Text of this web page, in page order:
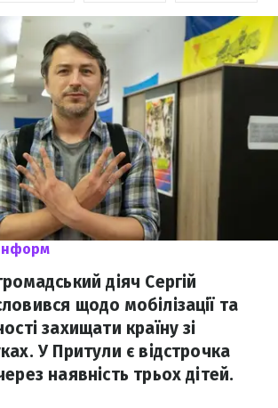
діяч Сергій
щодо мобілізації та
захищати країну зі
У Притули є відстрочка
наявність трьох дітей.